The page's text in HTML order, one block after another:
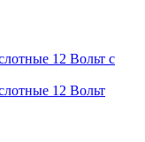
12 Вольт с
12 Вольт